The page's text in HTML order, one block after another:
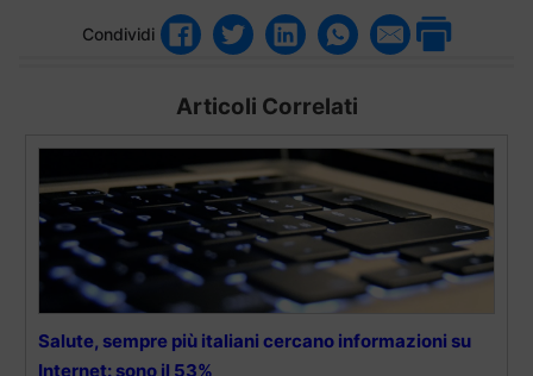
Condividi
Articoli Correlati
Salute, sempre più italiani cercano informazioni su
Internet: sono il 53%